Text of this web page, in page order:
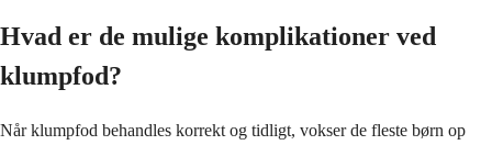
Hvad er de mulige komplikationer ved
klumpfod?
Når klumpfod behandles korrekt og tidligt, vokser de fleste børn op